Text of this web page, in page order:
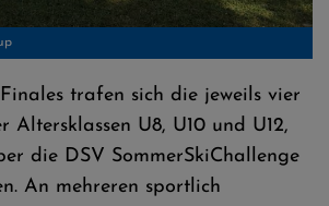
trafen sich die jeweils vier
Altersklassen U8, U10 und U12,
die DSV SommerSkiChallenge
An mehreren sportlich